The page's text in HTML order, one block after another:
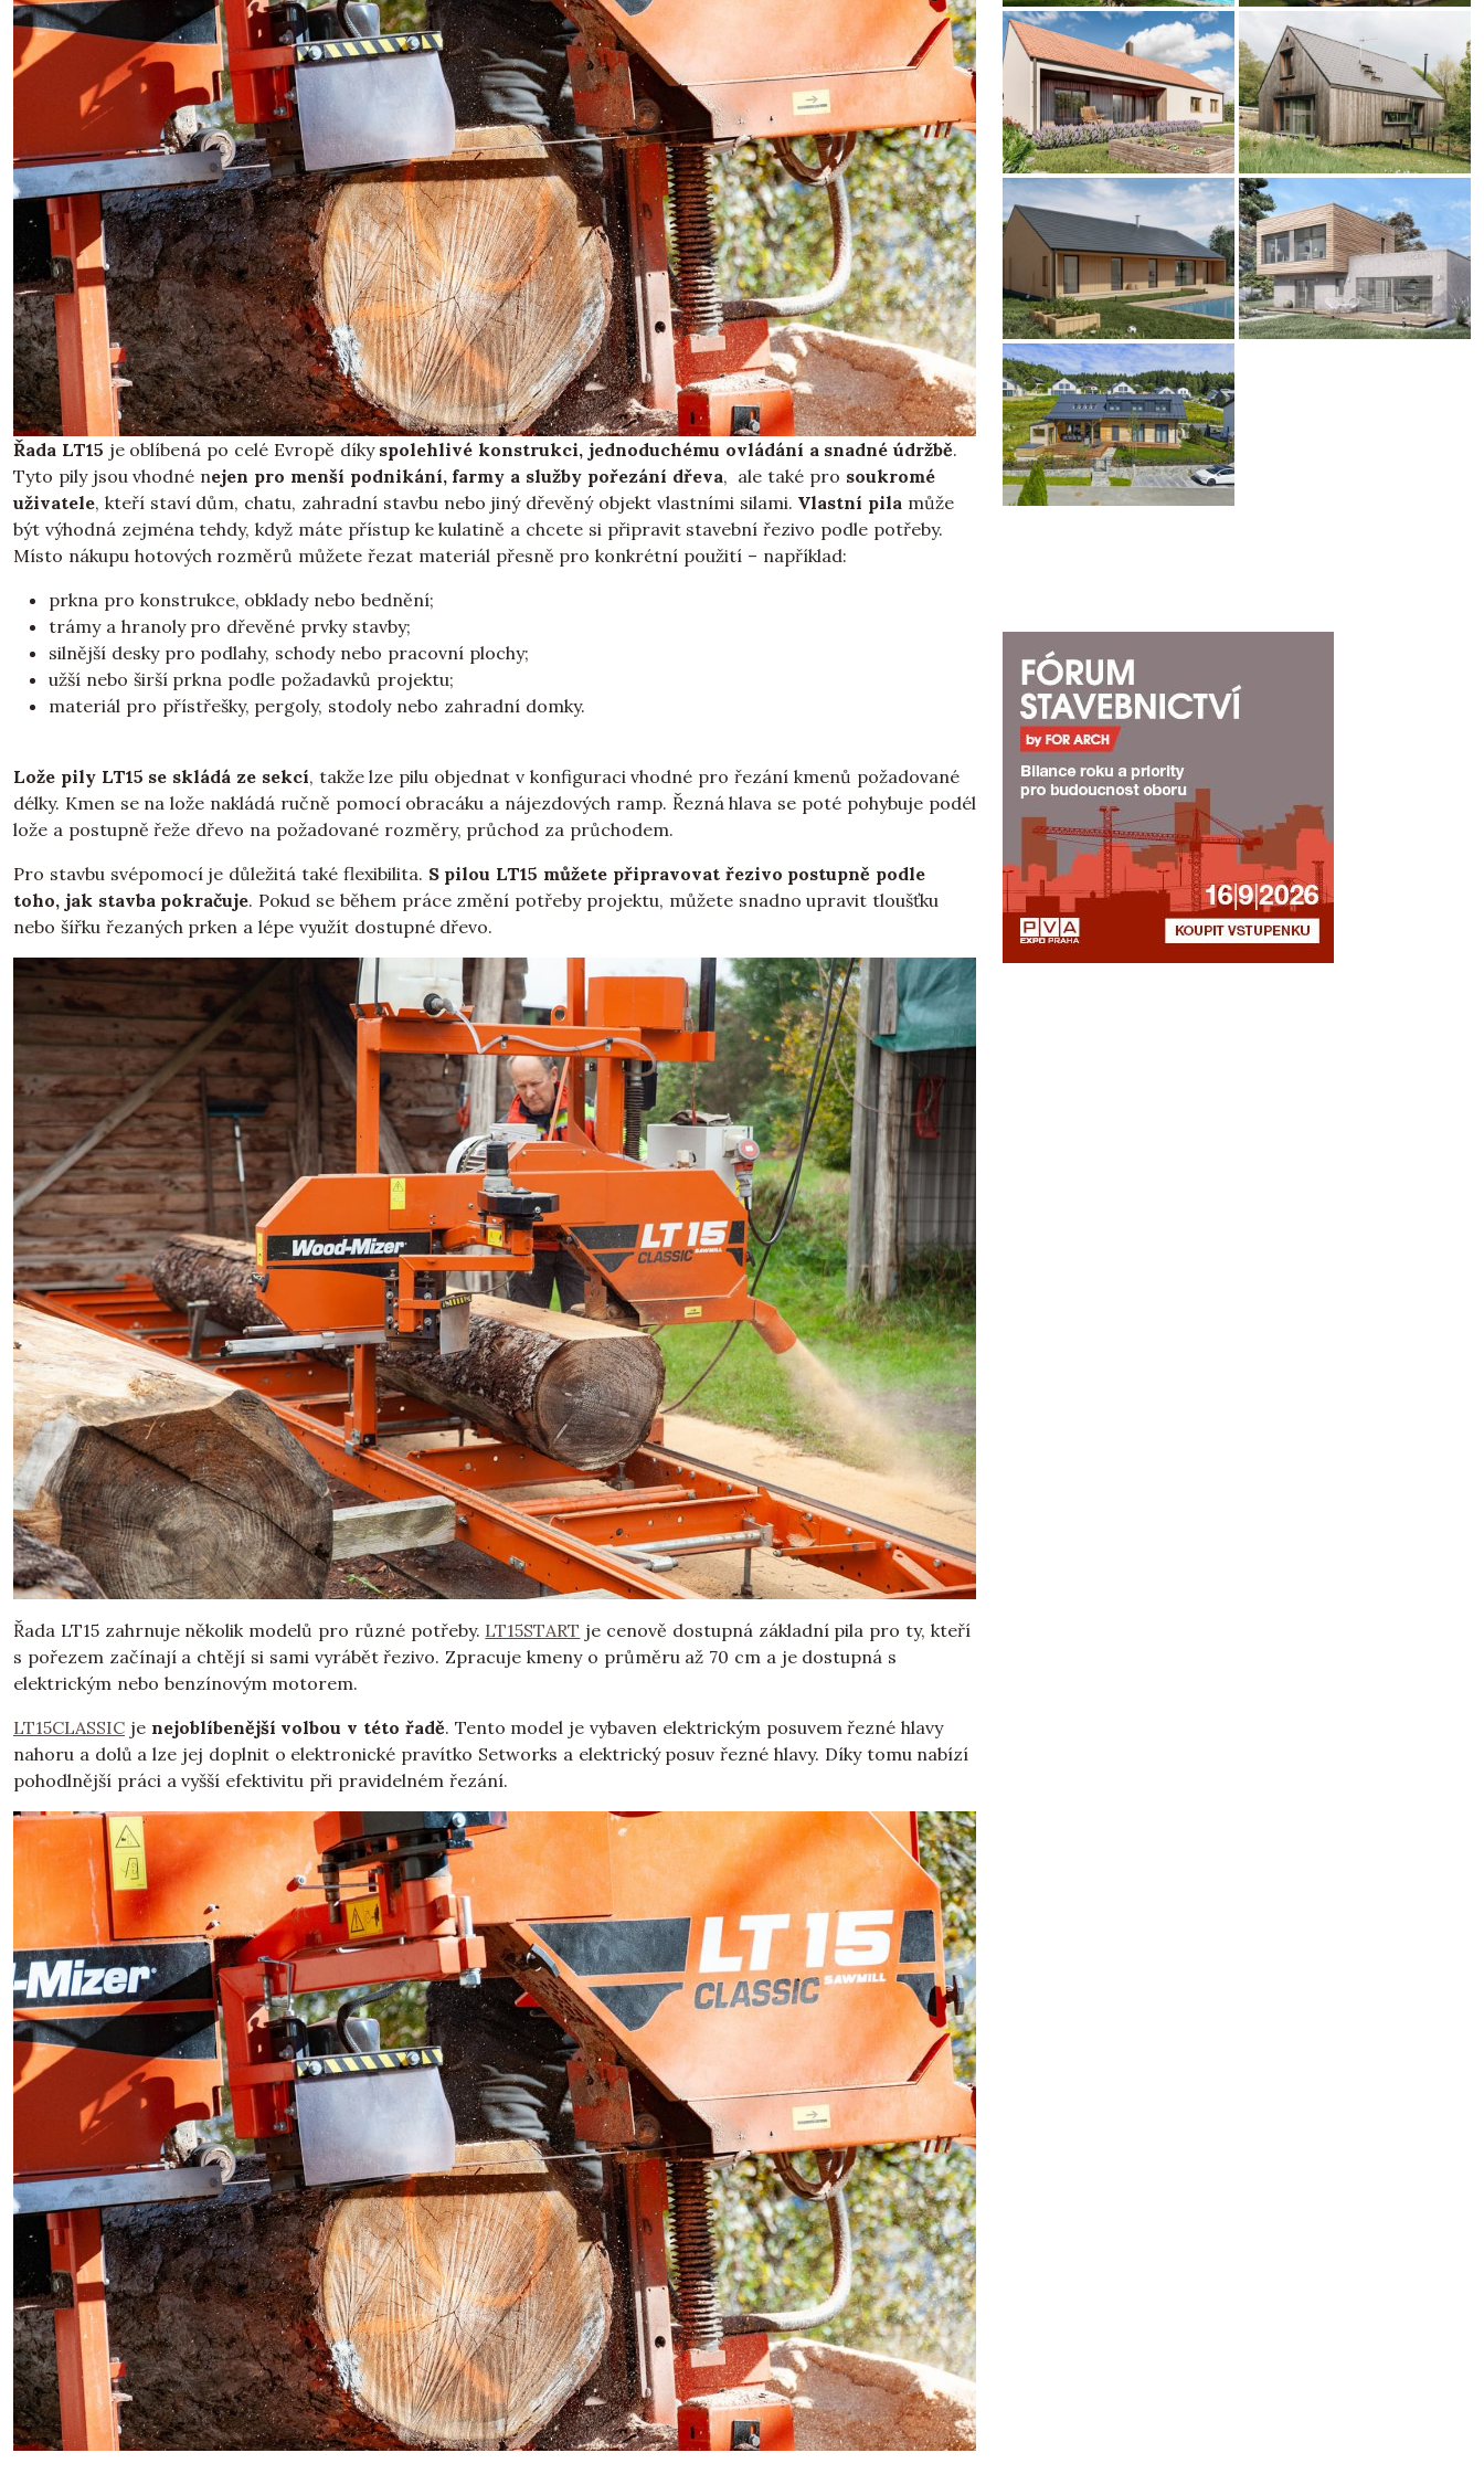
Řada LT15 je oblíbená po celé Evropě díky spolehlivé konstrukci, jednoduchému ovládání a snadné údržbě.
Tyto pily jsou vhodné nejen pro menší podnikání, farmy a služby pořezání dřeva, ale také pro soukromé
uživatele, kteří staví dům, chatu, zahradní stavbu nebo jiný dřevěný objekt vlastními silami. Vlastní pila může
být výhodná zejména tehdy, když máte přístup ke kulatině a chcete si připravit stavební řezivo podle potřeby.
Místo nákupu hotových rozměrů můžete řezat materiál přesně pro konkrétní použití – například:
prkna pro konstrukce, obklady nebo bednění;
trámy a hranoly pro dřevěné prvky stavby;
silnější desky pro podlahy, schody nebo pracovní plochy;
užší nebo širší prkna podle požadavků projektu;
materiál pro přístřešky, pergoly, stodoly nebo zahradní domky.
Lože pily LT15 se skládá ze sekcí, takže lze pilu objednat v konfiguraci vhodné pro řezání kmenů požadované
délky. Kmen se na lože nakládá ručně pomocí obracáku a nájezdových ramp. Řezná hlava se poté pohybuje podél
lože a postupně řeže dřevo na požadované rozměry, průchod za průchodem.
Pro stavbu svépomocí je důležitá také flexibilita. S pilou LT15 můžete připravovat řezivo postupně podle
toho, jak stavba pokračuje. Pokud se během práce změní potřeby projektu, můžete snadno upravit tloušťku
nebo šířku řezaných prken a lépe využít dostupné dřevo.
Řada LT15 zahrnuje několik modelů pro různé potřeby. LT15START je cenově dostupná základní pila pro ty, kteří
s pořezem začínají a chtějí si sami vyrábět řezivo. Zpracuje kmeny o průměru až 70 cm a je dostupná s
elektrickým nebo benzínovým motorem.
LT15CLASSIC jenejoblíbenější volbou v této řadě. Tento model je vybaven elektrickým posuvem řezné hlavy
nahoru a dolů a lze jej doplnit o elektronické pravítko Setworks a elektrický posuv řezné hlavy. Díky tomu nabízí
pohodlnější práci a vyšší efektivitu při pravidelném řezání.